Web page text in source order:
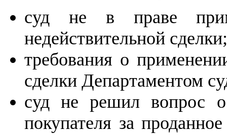
суд не в праве
недействительной сделки;
требования о
сделки Департаментом
суд не решил вопрос о
покупателя за